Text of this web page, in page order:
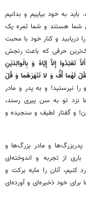
به خود بیاییم و بدانیم
شما هستند و شما ثمره یک
دریابید و کنار خود با محبت
حرفی که باعث رنجش
إِلاَّ إِیَّاهُ وَ بِالْوالِدَیْنِ
لَهُما أُفٍّ وَ لا تَنْهَرْهُما وَ قُلْ
را نپرستید! و به پدر و مادر
نزد تو به سن پیری رسند،
و گفتار لطیف و سنجیده و
پدربزرگ‌ها و مادر بزرگ‌ها و
از تجربه و اندوخته‌ای
کنیم، آنان را مایه برکت و
خود ذخیره‌ای و آورده‌ای